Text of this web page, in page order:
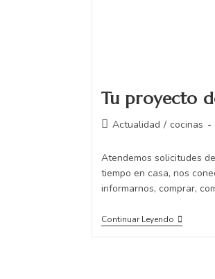
Tu proyecto
Actualidad / cocinas
Atendemos solicitudes
tiempo en casa, nos
informarnos, comprar,
Continuar Leyendo